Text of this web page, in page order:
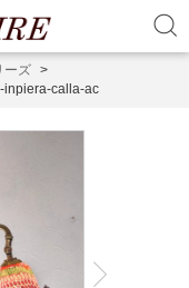
ーズ
calla-ac